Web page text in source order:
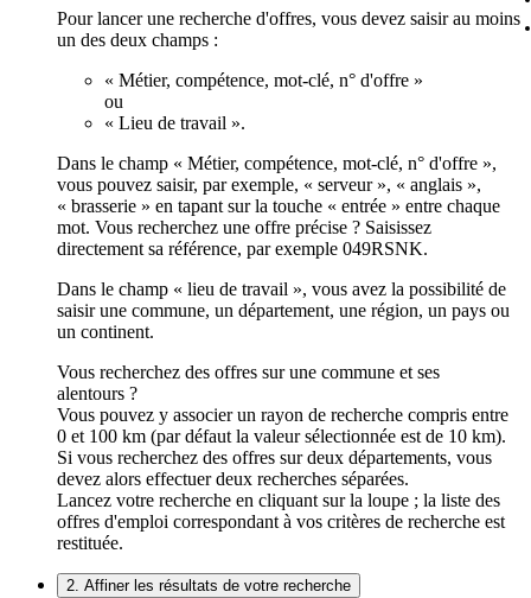
Pour lancer une recherche d'offres, vous devez saisir au moins
un des deux champs :
« Métier, compétence, mot-clé, n° d'offre »
ou
« Lieu de travail ».
Dans le champ « Métier, compétence, mot-clé, n° d'offre »,
vous pouvez saisir, par exemple, « serveur », « anglais »,
« brasserie » en tapant sur la touche « entrée » entre chaque
mot. Vous recherchez une offre précise ? Saisissez
directement sa référence, par exemple 049RSNK.
Dans le champ « lieu de travail », vous avez la possibilité de
saisir une commune, un département, une région, un pays ou
un continent.
Vous recherchez des offres sur une commune et ses
alentours ?
Vous pouvez y associer un rayon de recherche compris entre
0 et 100 km (par défaut la valeur sélectionnée est de 10 km).
Si vous recherchez des offres sur deux départements, vous
devez alors effectuer deux recherches séparées.
Lancez votre recherche en cliquant sur la loupe ; la liste des
offres d'emploi correspondant à vos critères de recherche est
restituée.
2. Affiner les résultats de votre recherche